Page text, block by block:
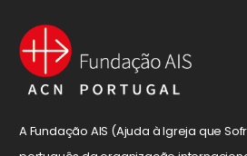
A Fundação AIS (Ajuda à Igreja que